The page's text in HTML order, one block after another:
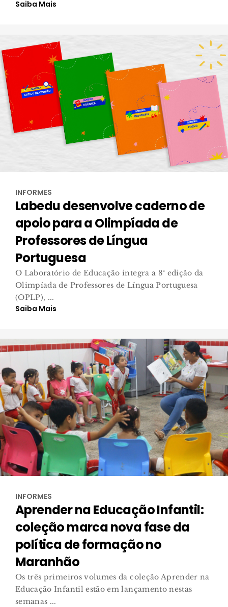
Saiba Mais
INFORMES
Labedu desenvolve caderno de
apoio para a Olimpíada de
Professores de Língua
Portuguesa
O Laboratório de Educação integra a 8ª edição da
Olimpíada de Professores de Língua Portuguesa
(OPLP), ...
Saiba Mais
INFORMES
Aprender na Educação Infantil:
coleção marca nova fase da
política de formação no
Maranhão
Os três primeiros volumes da coleção Aprender na
Educação Infantil estão em lançamento nestas
semanas ...